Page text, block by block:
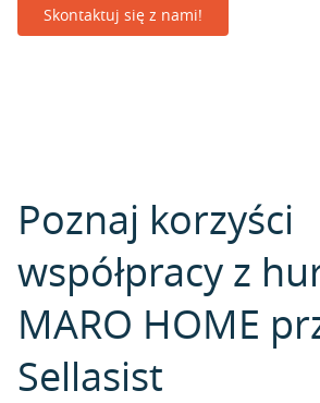
Skontaktuj się z nami!
Poznaj korzyści
współpracy z
MARO HOME
Sellasist